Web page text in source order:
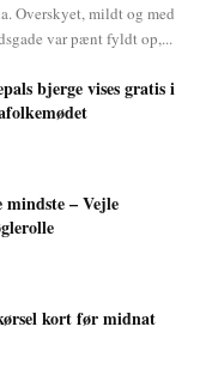
Overskyet, mildt og med
var pænt fyldt op,...
bjerge vises gratis i
– Vejle
kort før midnat